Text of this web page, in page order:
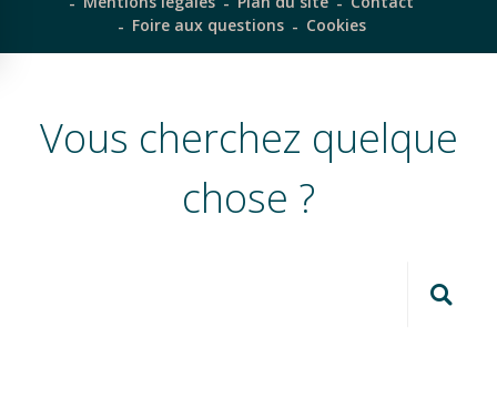
Foire aux questions
Cookies
Vous cherchez quelque
chose ?